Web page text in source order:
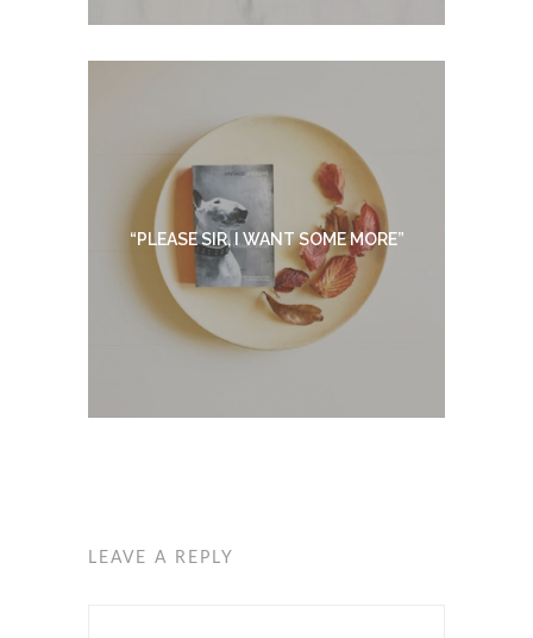
“PLEASE SIR, I WANT SOME MORE”
LEAVE A REPLY